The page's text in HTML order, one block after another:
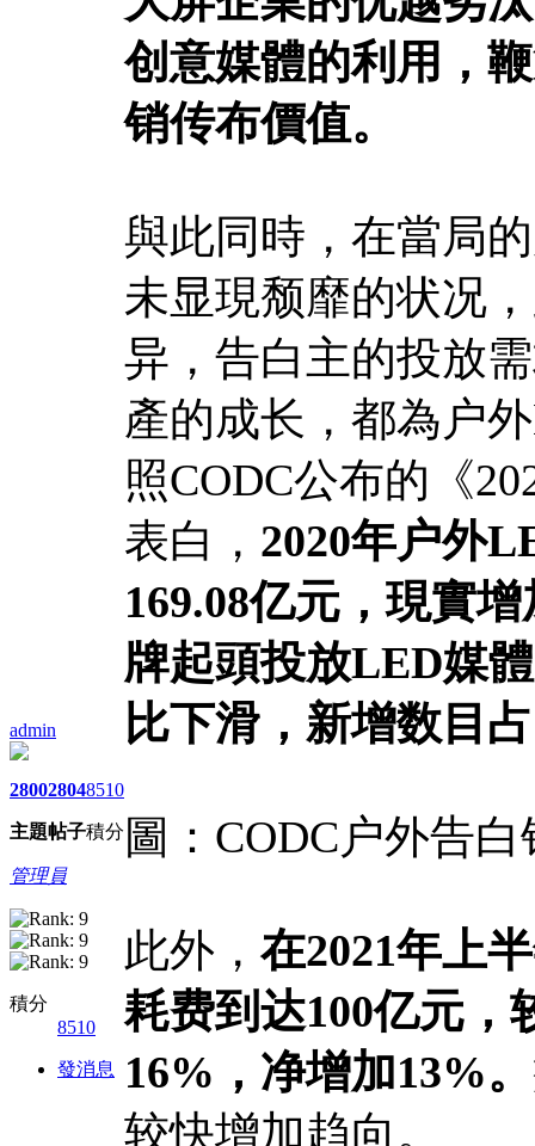
admin
2800
主題
2804
帖子
8510
積分
管理員
積分
8510
發消息
创意媒體的利用，
销传布價值。
與此同時，在當局
未显現颓靡的状况
异，告白主的投放
產的成长，都為户
照CODC公布的《
表白， 2020年户外
169.08亿元，現實
牌起頭投放LED媒
比下滑，新增数目
圖：CODC户外告白
此外， 在2021年上
耗费到达100亿元，
16%，净增加13%。
较快增加趋向。